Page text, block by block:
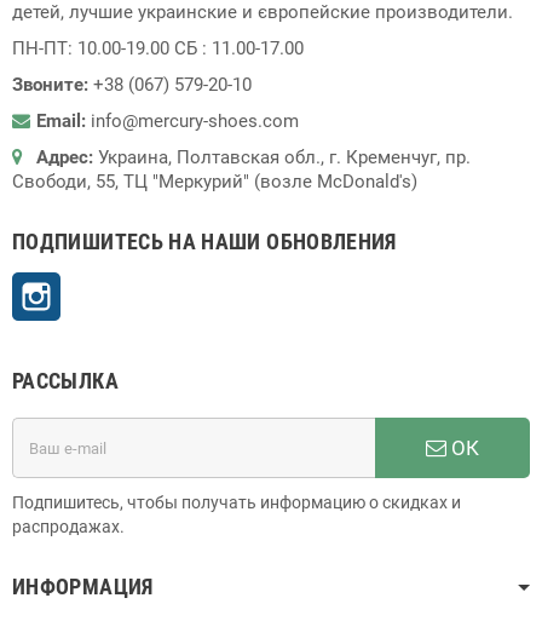
детей, лучшие украинские и європейские производители.
ПН-ПТ: 10.00-19.00 СБ : 11.00-17.00
Звоните: +38 (067) 579-20-10
Email: info@mercury-shoes.com
Адрес: Украина, Полтавская обл., г. Кременчуг, пр.
Свободи, 55, ТЦ "Меркурий" (возле McDonald's)
ПОДПИШИТЕСЬ НА НАШИ ОБНОВЛЕНИЯ
РАССЫЛКА
ОК
Подпишитесь, чтобы получать информацию о скидках и
распродажах.
ИНФОРМАЦИЯ